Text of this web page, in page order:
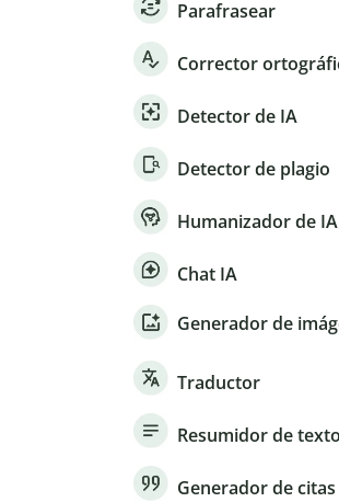
Parafrasear
Corrector
Detector de IA
Detector de plagio
Humanizador de IA
Chat IA
Generador de
Traductor
Resumidor de
Generador de citas